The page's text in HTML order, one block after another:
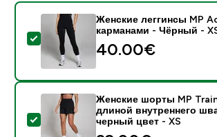
- Женские леггинсы MP Active с
Женские леггинсы MP
карманами - Чёрный -
40.00€‎
- Женские шорты MP Training с
Женские шорты MP
длиной внутреннего
черный цвет - XS